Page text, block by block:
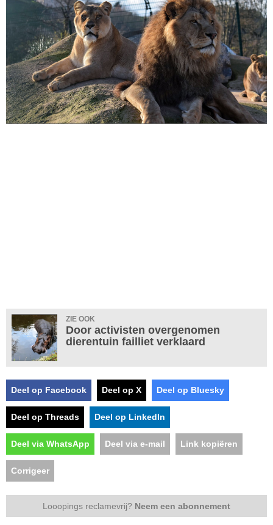
ZIE OOK
Door activisten overgenomen
dierentuin failliet verklaard
Deel op Facebook Deel op X Deel op Bluesky
Deel op Threads Deel op LinkedIn
Deel via WhatsApp Deel via e-mail Link kopiëren
Corrigeer
Looopings reclamevrij? Neem een abonnement